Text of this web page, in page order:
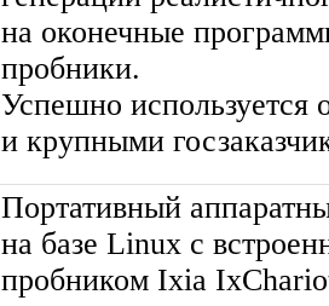
на оконечные
пробники.
Успешно используется
и крупными
Портативный
на базе Linux с
пробником Ixia